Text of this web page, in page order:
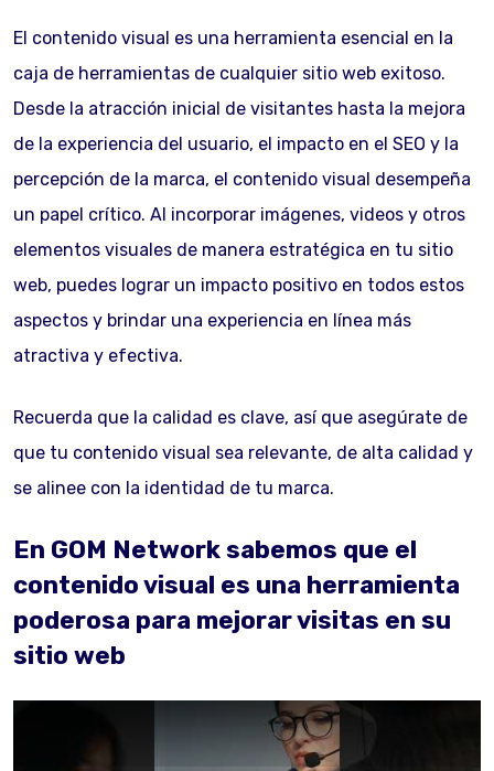
El contenido visual es una herramienta esencial en la
caja de herramientas de cualquier sitio web exitoso.
Desde la atracción inicial de visitantes hasta la mejora
de la experiencia del usuario, el impacto en el SEO y la
percepción de la marca, el contenido visual desempeña
un papel crítico. Al incorporar imágenes, videos y otros
elementos visuales de manera estratégica en tu sitio
web, puedes lograr un impacto positivo en todos estos
aspectos y brindar una experiencia en línea más
atractiva y efectiva.
Recuerda que la calidad es clave, así que asegúrate de
que tu contenido visual sea relevante, de alta calidad y
se alinee con la identidad de tu marca.
En GOM Network sabemos que el
contenido visual es una herramienta
poderosa para mejorar visitas en su
sitio web